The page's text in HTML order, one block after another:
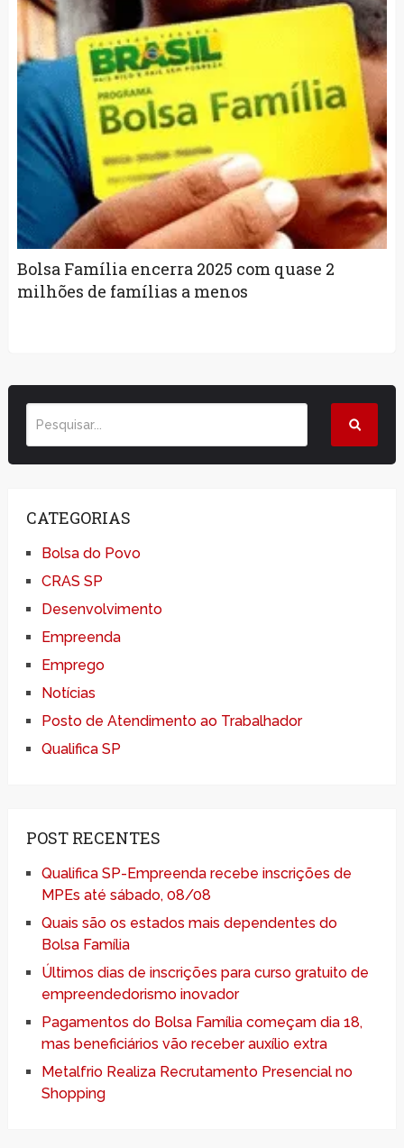
Bolsa Família encerra 2025 com quase 2
milhões de famílias a menos
CATEGORIAS
Bolsa do Povo
CRAS SP
Desenvolvimento
Empreenda
Emprego
Notícias
Posto de Atendimento ao Trabalhador
Qualifica SP
POST RECENTES
Qualifica SP-Empreenda recebe inscrições de
MPEs até sábado, 08/08
Quais são os estados mais dependentes do
Bolsa Família
Últimos dias de inscrições para curso gratuito de
empreendedorismo inovador
Pagamentos do Bolsa Família começam dia 18,
mas beneficiários vão receber auxílio extra
Metalfrio Realiza Recrutamento Presencial no
Shopping